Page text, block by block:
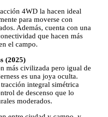
4WD la hacen ideal
para moverse con
Además, cuenta con una
que hacen más
el campo.
(2025)
más civilizada pero igual de
es una joya oculta.
integral simétrica
de descenso que lo
moderados.